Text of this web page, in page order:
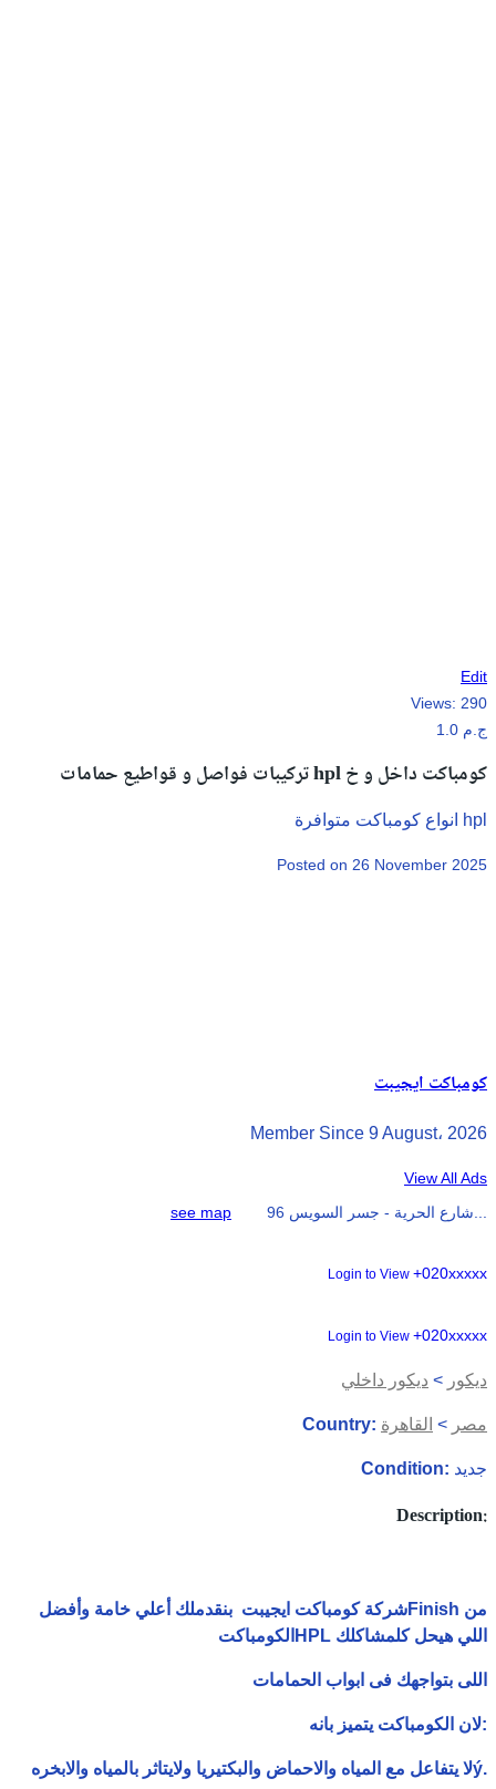
Edit
Views: 290
1.0 ج.م
تركيبات فواصل و قواطيع حمامات hpl كومباكت داخل و خ
انواع كومباكت متوافرة hpl
Posted on 26 November 2025
كومباكت ايجيبت
Member Since 9 August، 2026
View All Ads
see map
Login to View +020xxxxx
Login to View +020xxxxx
ديكور > ديكور داخلي
Country: مصر > القاهرة
Condition: جديد
Description:
شركة كومباكت ايجيبت بنقدملك أعلي خامة وأفضلFinish من
الكومباكت HPL اللي هيحل كلمشاكلك
اللى بتواجهك فى ابواب الحمامات
لان الكومباكت يتميز بانه:
لا يتفاعل مع المياه والاحماض والبكتيريا ولايتاثر بالمياه والابخرهý.